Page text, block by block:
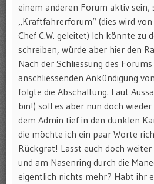
einem anderen Forum aktiv sein,
„Kraftfahrerforum“ (dies wird
Chef C.W. geleitet) Ich könnte zu
schreiben, würde aber hier den
Nach der Schliessung des
anschliessenden Ankündigung
folgte die Abschaltung. Laut
bin!) soll es aber nun doch
dem Admin tief in den dunklen
die möchte ich ein paar Worte
Rückgrat! Lasst euch doch weiter
und am Nasenring durch die
eigentlich nichts mehr? Habt ihr